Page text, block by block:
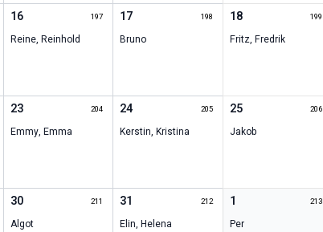
16 197
Reine, Reinhold
17 198
Bruno
18 199
Fritz, Fredrik
23 204
Emmy, Emma
24 205
Kerstin,Kristina
25 206
Jakob
30 211
Algot
31 212
Elin,Helena
1 213
Per